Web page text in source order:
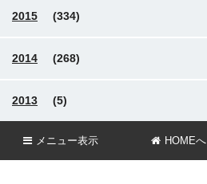
2015 (334)
2014 (268)
2013 (5)
メニュー表示 HOMEへ